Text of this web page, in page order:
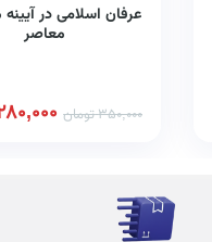
عرفان اسلامی در
معاصر
350,000تومان